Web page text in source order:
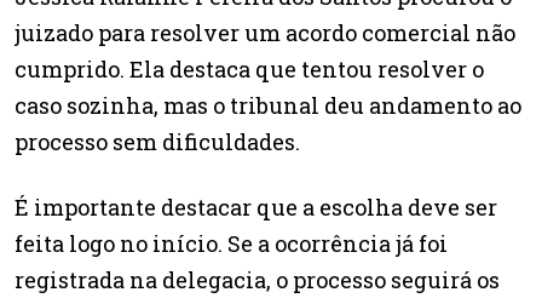
juizado para resolver um acordo comercial não
cumprido. Ela destaca que tentou resolver o
caso sozinha, mas o tribunal deu andamento ao
processo sem dificuldades.
É importante destacar que a escolha deve ser
feita logo no início. Se a ocorrência já foi
registrada na delegacia, o processo seguirá os